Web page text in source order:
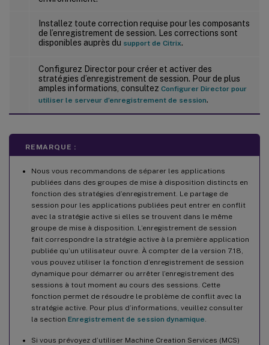
Installez toute correction requise pour les composants
de l’enregistrement de session. Les corrections sont
disponibles auprès du support de Citrix.
Configurez Director pour créer et activer des
stratégies d’enregistrement de session. Pour de plus
amples informations, consultez Configurer Director pour
utiliser le serveur d’enregistrement de session.
REMARQUE :
Nous vous recommandons de séparer les applications
publiées dans des groupes de mise à disposition distincts en
fonction des stratégies d’enregistrement. Le partage de
session pour les applications publiées peut entrer en conflit
avec la stratégie active si elles se trouvent dans le même
groupe de mise à disposition. L’enregistrement de session
fait correspondre la stratégie active à la première application
publiée qu’un utilisateur ouvre. À compter de la version 7.18,
vous pouvez utiliser la fonction d’enregistrement de session
dynamique pour démarrer ou arrêter l’enregistrement des
sessions à tout moment au cours des sessions. Cette
fonction permet de résoudre le problème de conflit avec la
stratégie active. Pour plus d’informations, veuillez consulter
la section Enregistrement de session dynamique
Si vous prévoyez d’utiliser Machine Creation Services (MCS)